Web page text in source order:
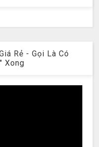
Rẻ - Gọi Là Có
Xong